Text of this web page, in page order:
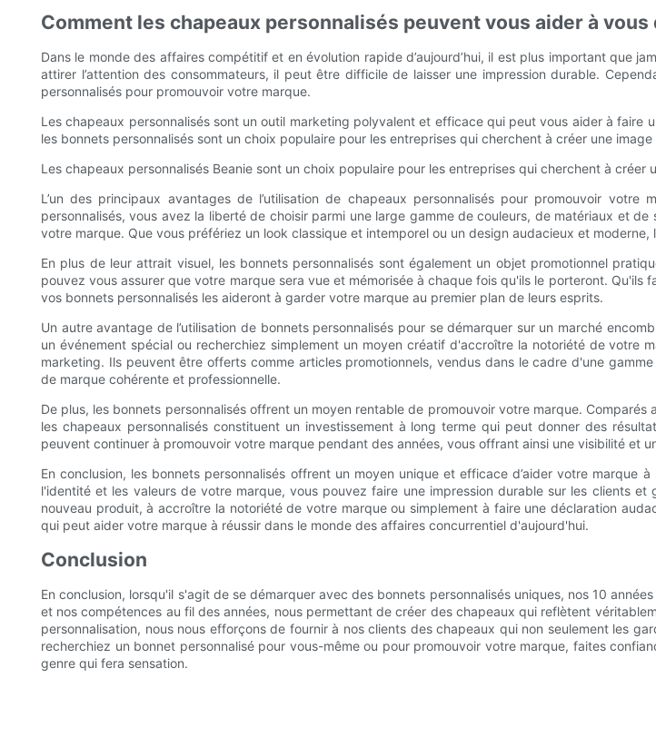
Comment les chapeaux personnalisés peuvent vous aider à
Dans le monde des affaires compétitif et en évolution rapide d’aujourd’hui, il est plus important que
attirer l’attention des consommateurs, il peut être difficile de laisser une impression durable.
personnalisés pour promouvoir votre marque.
Les chapeaux personnalisés sont un outil marketing polyvalent et efficace qui peut vous aider à
les bonnets personnalisés sont un choix populaire pour les entreprises qui cherchent à créer une
Les chapeaux personnalisés Beanie sont un choix populaire pour les entreprises qui cherchent à créer
L’un des principaux avantages de l’utilisation de chapeaux personnalisés pour promouvoir
personnalisés, vous avez la liberté de choisir parmi une large gamme de couleurs, de matériaux et
votre marque. Que vous préfériez un look classique et intemporel ou un design audacieux et
En plus de leur attrait visuel, les bonnets personnalisés sont également un objet promotionnel
pouvez vous assurer que votre marque sera vue et mémorisée à chaque fois qu'ils le porteront.
vos bonnets personnalisés les aideront à garder votre marque au premier plan de leurs esprits.
Un autre avantage de l’utilisation de bonnets personnalisés pour se démarquer sur un marché
un événement spécial ou recherchiez simplement un moyen créatif d'accroître la notoriété de
marketing. Ils peuvent être offerts comme articles promotionnels, vendus dans le cadre d'une
de marque cohérente et professionnelle.
De plus, les bonnets personnalisés offrent un moyen rentable de promouvoir votre marque.
les chapeaux personnalisés constituent un investissement à long terme qui peut donner des
peuvent continuer à promouvoir votre marque pendant des années, vous offrant ainsi une visibilité et
En conclusion, les bonnets personnalisés offrent un moyen unique et efficace d’aider votre
l'identité et les valeurs de votre marque, vous pouvez faire une impression durable sur les clients
nouveau produit, à accroître la notoriété de votre marque ou simplement à faire une déclaration
qui peut aider votre marque à réussir dans le monde des affaires concurrentiel d'aujourd'hui.
Conclusion
En conclusion, lorsqu'il s'agit de se démarquer avec des bonnets personnalisés uniques, nos 10
et nos compétences au fil des années, nous permettant de créer des chapeaux qui reflètent
personnalisation, nous nous efforçons de fournir à nos clients des chapeaux qui non seulement les
recherchiez un bonnet personnalisé pour vous-même ou pour promouvoir votre marque, faites
genre qui fera sensation.